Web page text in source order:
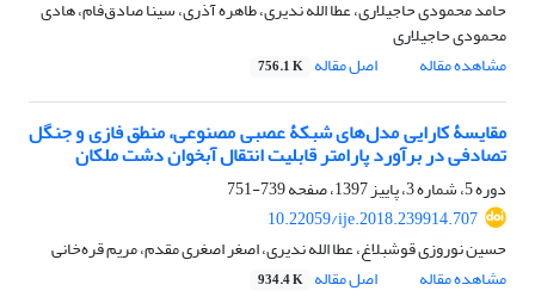
حامد محمودی حاجیلاری، عطا الله ندیری، طاهره آذری، سینا صادق‌فام، هادی
محمودی حاجیلاری
مشاهده مقاله
اصل مقاله 756.1 K
مقایسۀ کارایی مدل‌های شبکۀ عصبی مصنوعی، منطق فازی و جنگل
تصادفی در برآورد پارامتر قابلیت انتقال آبخوان دشت ملکان
دوره 5، شماره 3، پاییز 1397، صفحه
739-751
10.22059/ije.2018.239914.707
حسین نوروزی قوشبلاغ، عطا الله ندیری، اصغر اصغری مقدم، مریم قره‌خانی
مشاهده مقاله
اصل مقاله 934.4 K